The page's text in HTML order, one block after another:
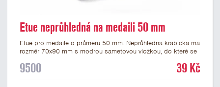
Etue neprůhledná na medaili 50 mm
Etue pro medaile o průměru 50 mm. Neprůhledná krabička má
rozměr 70x90 mm s modrou sametovou vložkou, do které se
významné sportovní či kulturní události.
9500 39 Kč